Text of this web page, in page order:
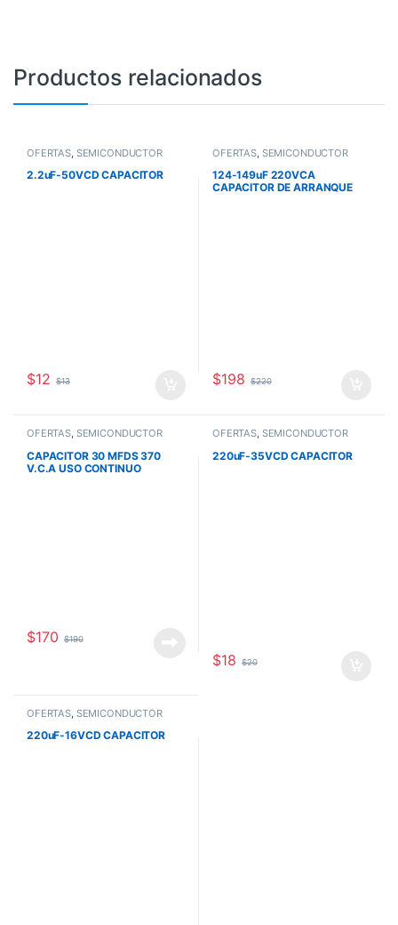
Productos relacionados
OFERTAS SEMICONDUCTOR
2.2uF-50VCD CAPACITOR
$12 $13
OFERTAS SEMICONDUCTOR
124-149uF 220VCA
CAPACITOR DE ARRANQUE
$198 $220
OFERTAS, SEMICONDUCTOR
CAPACITOR 30 MFDS 370
V.C.A USO CONTINUO
$170 $190
OFERTAS, SEMICONDUCTOR
220uF-35VCD CAPACITOR
$18 $20
OFERTAS SEMICONDUCTOR
220uF-16VCD CAPACITOR